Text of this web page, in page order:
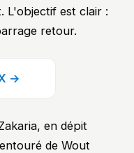
L'objectif est clair :
retour.
→
en dépit
de Wout